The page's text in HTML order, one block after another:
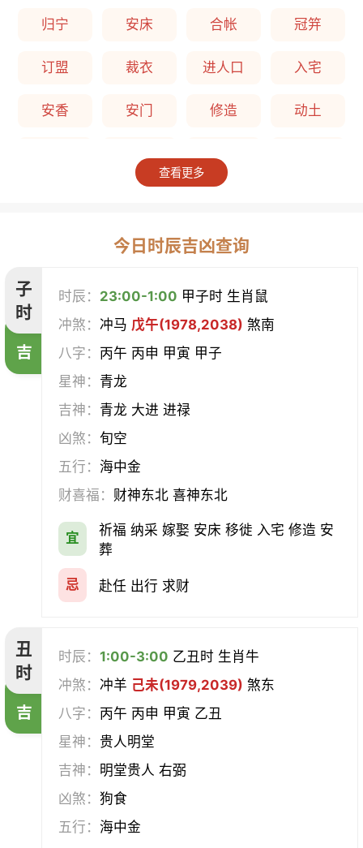
归宁 安床 合帐 冠笄
订盟 裁衣 进人口 入宅
安香 安门 修造 动土
平治道涂 造桥
造仓 修饰垣墙 造船
造畜稠 盖屋
经络 酝酿 造车器
赴任 立券 置产 出货财
祭祀 祈福
移徙 分居 出火
放水 畋猎
查看更多
今日时辰吉凶查询
子
时
吉
时辰： 23:00-1:00 甲子时 生肖鼠
冲煞：冲马 戊午(1978,2038) 煞南
八字： 丙午 丙申 甲寅 甲子
星神： 青龙
吉神： 青龙 大进 进禄
凶煞：旬空
五行：海中金
财喜福： 财神东北 喜神东北
宜
祈福 纳采 嫁娶 安床 移徙 入宅 修造 安
葬
忌 赴任 出行 求财
丑
时
吉
时辰：1:00-3:00 乙丑时 生肖牛
冲煞：冲羊 己未(1979,2039) 煞东
八字： 丙午 丙申 甲寅 乙丑
星神： 贵人明堂
吉神： 明堂贵人 右弼
凶煞：狗食
五行：海中金